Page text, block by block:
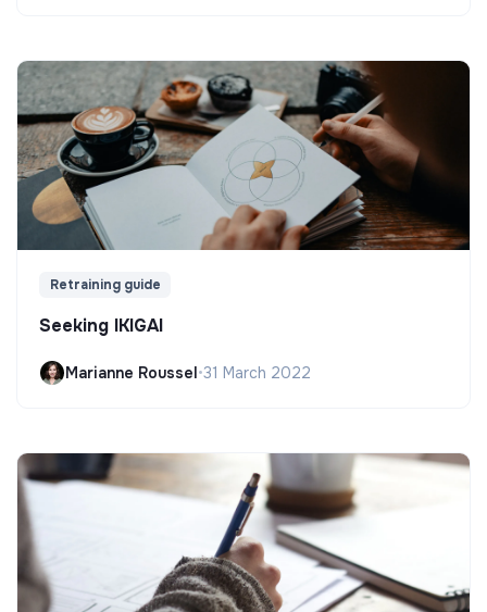
Retraining guide
Seeking IKIGAI
Marianne Roussel•31 March 2022